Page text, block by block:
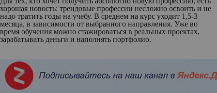
хорошая новость: трендовые профессии несложно освоить и не
надо тратить годы на учебу. В среднем на курс уходит 1,5-3
месяца, в зависимости от выбранного направления. Уже во
время обучения можно стажироваться в реальных проектах,
зарабатывать деньги и наполнять портфолио.